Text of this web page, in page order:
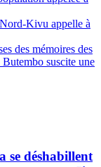
Kivu appelle à
des mémoires des
suscite une
se déshabillent